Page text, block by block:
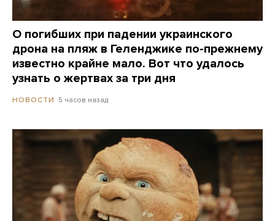
О погибших при падении украинского
дрона на пляж в Геленджике по-прежнему
известно крайне мало. Вот что удалось
узнать о жертвах за три дня
НОВОСТИ 5 часов назад